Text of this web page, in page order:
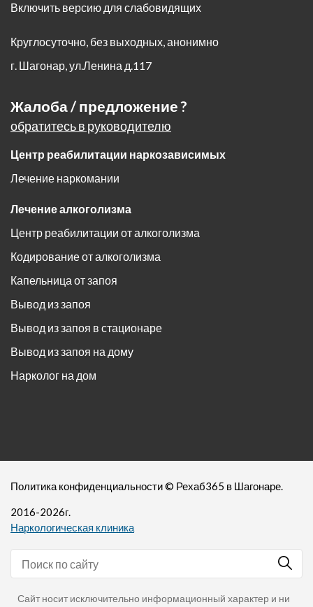
Включить версию для слабовидящих
Круглосуточно, без выходных, анонимно
г. Шагонар,ул.Ленина д.117
Жалоба / предложение ?
обратитесь в руководителю
Центр реабилитации наркозависимых
Лечение наркомании
Лечение алкоголизма
Центр реабилитации от алкоголизма
Кодирование от алкоголизма
Капельница от запоя
Вывод из запоя
Вывод из запоя в стационаре
Вывод из запоя на дому
Нарколог на дом
Политика конфиденциальности© Рехаб365 в Шагонаре.
2016-2026г.
Наркологическая клиника
Сайт носит исключительно информационный характер и ни